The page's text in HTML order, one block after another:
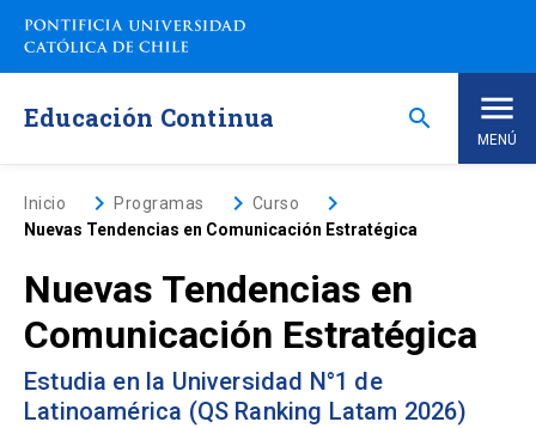
Saltar
contenido
Educación Continua search
MENÚ
Inicio
Programas de Estudio
Programas Corporativos
Inicio keyboard_arrow_rightProgramas keyboard_arrow_right Curso keyboard_arrow_right
Nuevas Tendencias en Comunicación Estratégica
Nuevas Tendencias en
Comunicación Estratégica
Estudia en la Universidad N°1 de
Latinoamérica (QS Ranking Latam 2026)